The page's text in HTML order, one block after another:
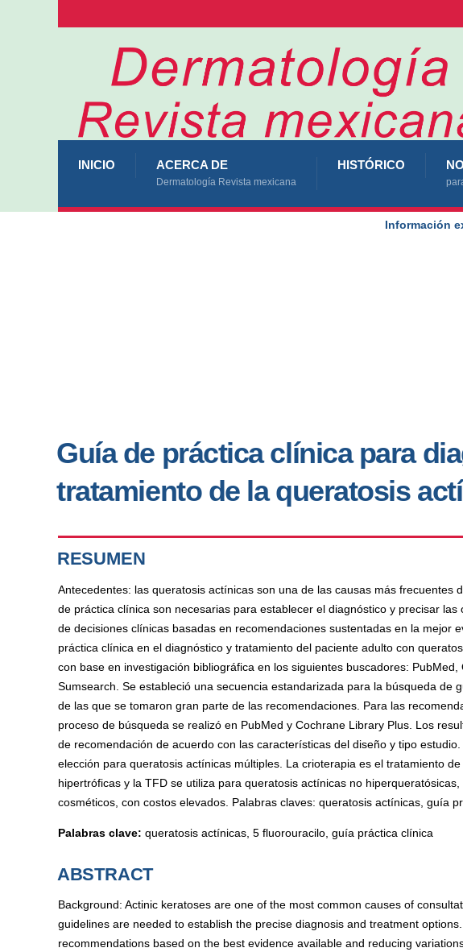
INICIO ACERCA DE
Dermatología Revista mexicana
HISTÓRICO
Información
Guía de práctica clínica para
tratamiento de la queratosis
RESUMEN
Antecedentes: las queratosis actínicas son una de las causas más frecuentes
de práctica clínica son necesarias para establecer el diagnóstico y precisar
de decisiones clínicas basadas en recomendaciones sustentadas en la mejor
práctica clínica en el diagnóstico y tratamiento del paciente adulto con
con base en investigación bibliográfica en los siguientes buscadores:
Sumsearch. Se estableció una secuencia estandarizada para la búsqueda de
de las que se tomaron gran parte de las recomendaciones. Para las
proceso de búsqueda se realizó en PubMed y Cochrane Library Plus. Los
de recomendación de acuerdo con las características del diseño y tipo
elección para queratosis actínicas múltiples. La crioterapia es el tratamiento
hipertróficas y la TFD se utiliza para queratosis actínicas no
cosméticos, con costos elevados. Palabras claves: queratosis actínicas, guía
Palabras clave: queratosis actínicas, 5 fluorouracilo, guía práctica clínica
ABSTRACT
Background: Actinic keratoses are one of the most common causes of
guidelines are needed to establish the precise diagnosis and treatment
recommendations based on the best evidence available and reducing